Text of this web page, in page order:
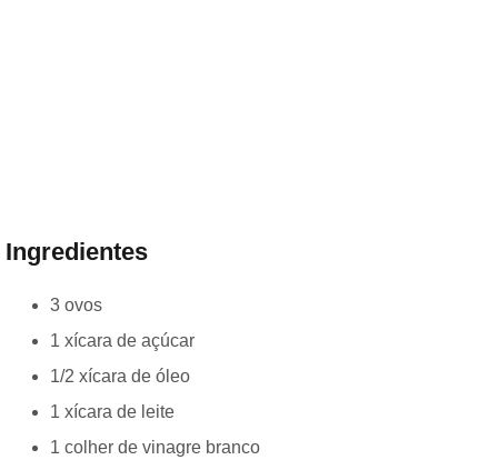
Ingredientes
3 ovos
1 xícara de açúcar
1/2 xícara de óleo
1 xícara de leite
1 colher de vinagre branco